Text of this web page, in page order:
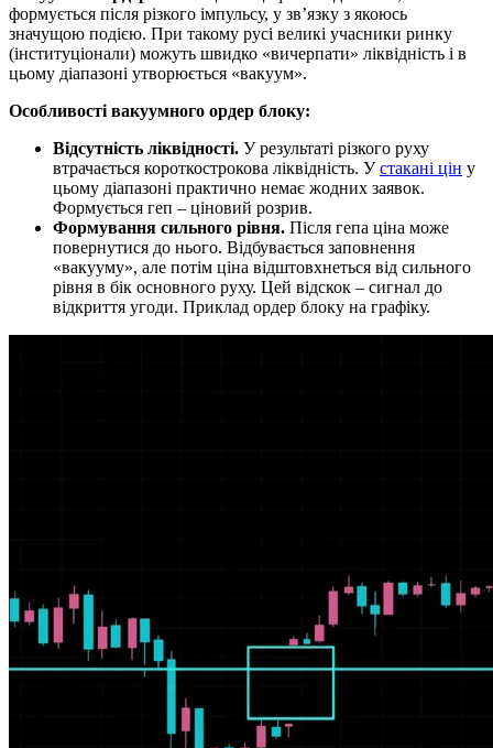
формується після різкого імпульсу, у зв’язку з якоюсь
значущою подією. При такому русі великі учасники ринку
(інституціонали) можуть швидко «вичерпати» ліквідність і в
цьому діапазоні утворюється «вакуум».
Особливості вакуумного ордер блоку:
Відсутність ліквідності. У результаті різкого руху
втрачається короткострокова ліквідність. Устакані цін у
цьому діапазоні практично немає жодних заявок.
Формується геп – ціновий розрив.
Формування сильного рівня. Після гепа ціна може
повернутися до нього. Відбувається заповнення
«вакууму», але потім ціна відштовхнеться від сильного
рівня в бік основного руху. Цей відскок – сигнал до
відкриття угоди. Приклад ордер блоку на графіку.